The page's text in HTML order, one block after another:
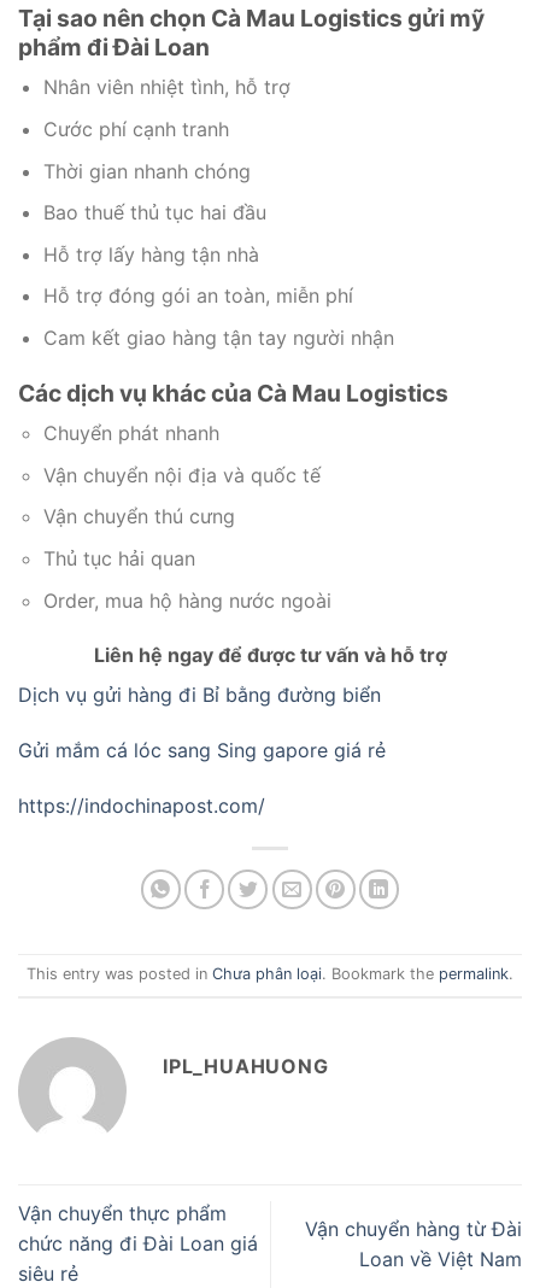
Tại sao nên chọn Cà Mau Logistics gửi mỹ
phẩm đi Đài Loan
Nhân viên nhiệt tình, hỗ trợ
Cước phí cạnh tranh
Thời gian nhanh chóng
Bao thuế thủ tục hai đầu
Hỗ trợ lấy hàng tận nhà
Hỗ trợ đóng gói an toàn, miễn phí
Cam kết giao hàng tận tay người nhận
Các dịch vụ khác của Cà Mau Logistics
Chuyển phát nhanh
Vận chuyển nội địa và quốc tế
Vận chuyển thú cưng
Thủ tục hải quan
Order, mua hộ hàng nước ngoài
Liên hệ ngay để được tư vấn và hỗ trợ
Dịch vụ gửi hàng đi Bỉ bằng đường biển
Gửi mắm cá lóc sang Sing gapore giá rẻ
https://indochinapost.com/
This entry was posted in Chưa phân loại. Bookmark the permalink.
IPL_HUAHUONG
Vận chuyển thực phẩm
chức năng đi Đài Loan giá
siêu rẻ
Vận chuyển hàng từ Đài
Loan về Việt Nam